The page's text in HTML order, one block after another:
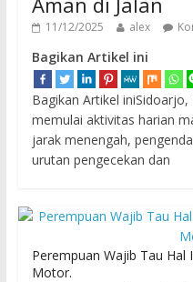
11/12/2025 alex
Bagikan Artikel ini
Bagikan Artikel
memulai aktivitas harian
jarak menengah,
urutan pengecekan dan
Perempuan Wajib Tau Hal
Motor.